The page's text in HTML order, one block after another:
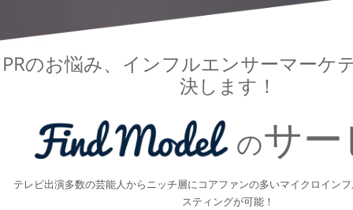
PRのお悩み、インフルエンサーマーケ
決します！
のサ
テレビ出演多数の芸能人からニッチ層にコアファンの多いマイクロイン
スティングが可能！